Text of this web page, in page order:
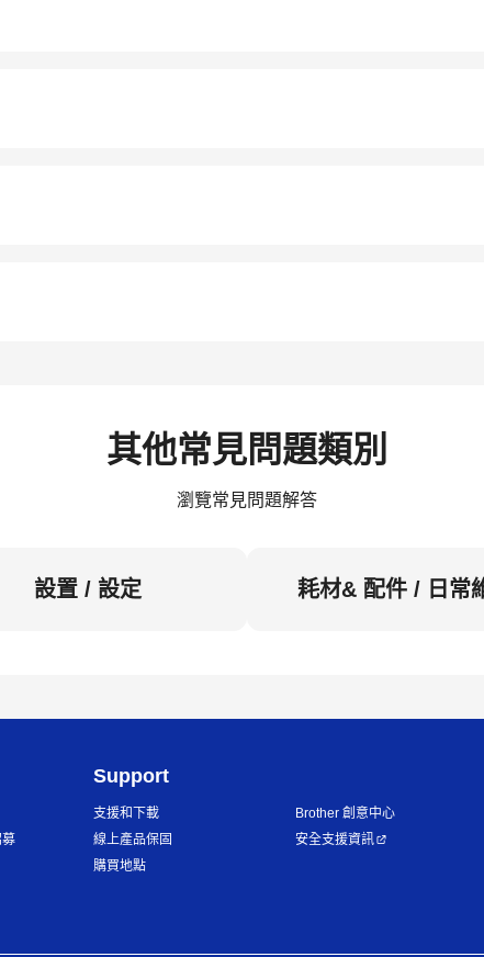
其他常見問題類別
瀏覽常見問題解答
設置 / 設定 耗材& 配件 / 日常
募
Support
支援和下載
線上產品保固
購買地點
Brother 創意中心
安全支援資訊